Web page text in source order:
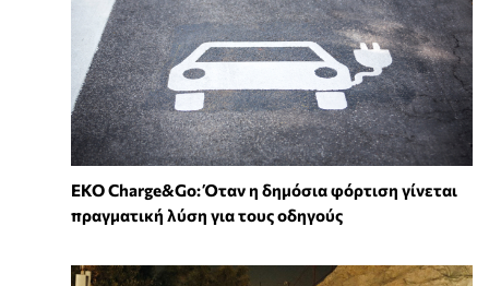
EKO Charge&Go: Όταν η δημόσια φόρτιση γίνεται
πραγματική λύση για τους οδηγούς